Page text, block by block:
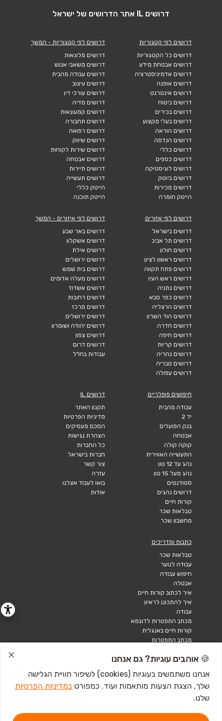
דרושים IL אתר הדרושים של ישראל
דרושים לפי קטגוריות
דרושים כל הקטגוריות
דרושים אבטחת מידע
דרושים אדמיניסטרציה
דרושים אופנה
דרושים אינטרנט
דרושים ביטוח
דרושים בכירים
דרושים בעלי מקצוע
דרושים הוראה
דרושים הנדסה
דרושים כללי
דרושים כספים
דרושים לוגיסטיקה
דרושים ביוטק
דרושים מכירות
הייטק חומרה
דרושים לפי קטגוריות - המשך
דרושים מלונאות
דרושים משאבי אנוש
דרושים עבודה מהבית
דרושים עיצוב
דרושים עורכי דין
דרושים מדיה
דרושים קמעונאות
דרושים תחבורה
דרושים רפואה
דרושים שיווק
דרושים שירות לקוחות
דרושים אבטחה
דרושים תיירות
דרושים תעשייה
הייטק כללי
הייטק תוכנה
דרושים לפי אזורים
דרושים בישראל
דרושים תל אביב
דרושים חולון
דרושים ראשון לציון
דרושים פתח תקווה
דרושים ראש העין
דרושים נתניה
דרושים כפר סבא
דרושים הרצליה
דרושים הוד השרון
דרושים חדרה
דרושים חיפה
דרושים קריות
דרושים נהריה
דרושים טבריה
דרושים עפולה
דרושים לפי איזורים - המשך
דרושים באר שבע
דרושים אשקלון
דרושים אילת
דרושים ירושלים
דרושים בית שמש
דרושים מעלה אדומים
דרושים אשדוד
דרושים רחובות
דרושים מרכז
דרושים ירושלים
דרושים יהודה ושומרון
דרושים צפון
דרושים דרום
עבודות בחו"ל
חיפושים פופלריים
עבודה מהבית
יד 2
בנק הפועלים
אבטחה
קוקה קולה
התעשייה האווירית
נהג עד 12 טון
נהג מעל 15 טון
סטודנטים
דרושים נהגים
קורות חיים
טבלאות שכר
מחשבון שכר
דרושים IL
תקנון האתר
מדיניות הפרטיות
הסכם מעסיקים
הצהרת נגישות
כל החברות
חברות בישראל
צור קשר
עזרה
בואו לעבוד אצלנו
אודות
כתבות ומדריכים
טבלאות שכר
עבודה לנוער
חיפוש עבודה
אבטלה
איך לכתוב קורות חיים
איך להתכונן לראיון
עבודה
מכתב התפטרות לדוגמא
קורות חיים באנגלית
מכתב התפטרות
🍪 אוהבים עוגיות? גם אנחנו
אנחנו משתמשים בעוגיות (cookies) לשיפור חוויית הגלישה
שלך, הצגת הצעות מותאמות ועוד. כמפורט במדיניות הפרטיות
שלנו.